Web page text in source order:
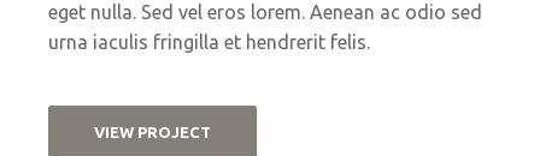
eget nulla. Sed vel eros lorem. Aenean ac odio sed
urna iaculis fringilla et hendrerit felis.
VIEW PROJECT